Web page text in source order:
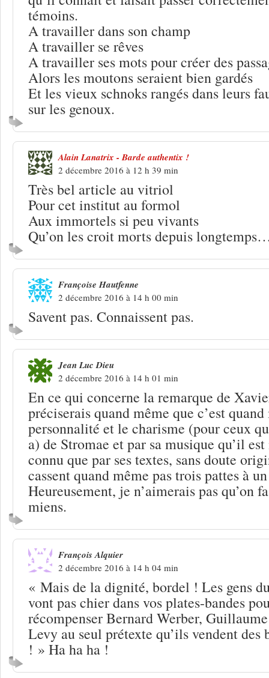
témoins.
A travailler dans son champ
A travailler se rêves
A travailler ses mots pour créer des
Alors les moutons seraient bien gardés
Et les vieux schnoks rangés dans leurs
sur les genoux.
Alain Lanatrix - Barde authentix !
2 décembre 2016 à 12 h 39 min
Très bel article au vitriol
Pour cet institut au formol
Aux immortels si peu vivants
Qu’on les croit morts depuis
Françoise Hautfenne
2 décembre 2016 à 14 h 00 min
Savent pas. Connaissent pas.
Jean Luc Dieu
2 décembre 2016 à 14 h 01 min
En ce qui concerne la remarque de
préciserais quand même que c’est
personnalité et le charisme (pour ceux
a) de Stromae et par sa musique qu’il
connu que par ses textes, sans doute
cassent quand même pas trois pattes à
Heureusement, je n’aimerais pas qu’on
miens.
François Alquier
2 décembre 2016 à 14 h 04 min
« Mais de la dignité, bordel ! Les gens
vont pas chier dans vos plates-bandes
récompenser Bernard Werber,
Levy au seul prétexte qu’ils vendent des
! » Ha ha ha !